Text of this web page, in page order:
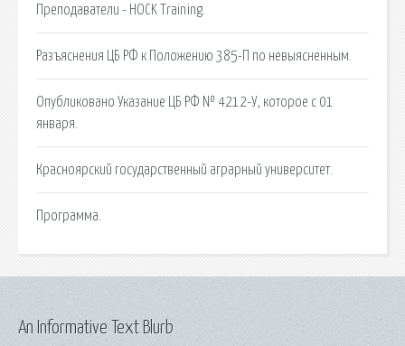
Преподаватели - HOCK Training.
Разъяснения ЦБ РФ к Положению 385-П по невыясненным.
Опубликовано Указание ЦБ РФ № 4212-У, которое с 01
января.
Красноярский государственный аграрный университет.
Программа.
An Informative Text Blurb